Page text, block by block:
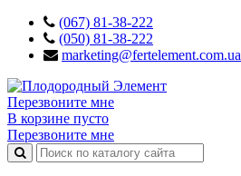
(067) 81-38-222
(050) 81-38-222
marketing@fertelement.com.ua
Перезвоните мне
В корзине пусто
Перезвоните мне